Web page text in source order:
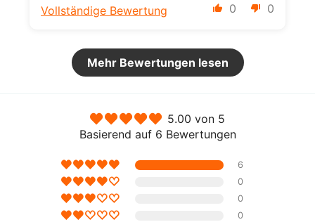
0 0
Vollständige Bewertung
Mehr Bewertungen lesen
5.00 von 5
Basierend auf 6 Bewertungen
6
0
0
0